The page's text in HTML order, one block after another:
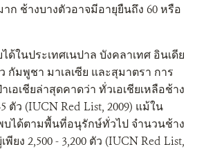
ก ช้างบางตัวอาจมีอายุยืนถึง 60 หรือ
ด้ในประเทศเนปาล บังคลาเทศ อินเดีย
กัมพูชา มาเลเซีย และสุมาตรา การ
อเชียล่าสุดคาดว่า ทั่วเอเชียเหลือช้าง
ตัว (IUCN Red List, 2009) แม้ใน
บได้ตามพื้นที่อนุรักษ์ทั่วไป จำนวนช้าง
ยง 2,500 - 3,200 ตัว (IUCN Red List,